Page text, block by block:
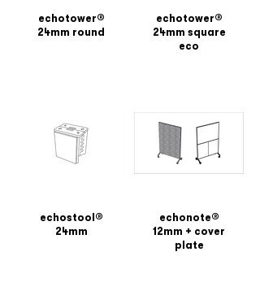
echotower®
24mm round
echotower®
24mm square
eco
echostool®
24mm
echonote®
12mm + cover
plate